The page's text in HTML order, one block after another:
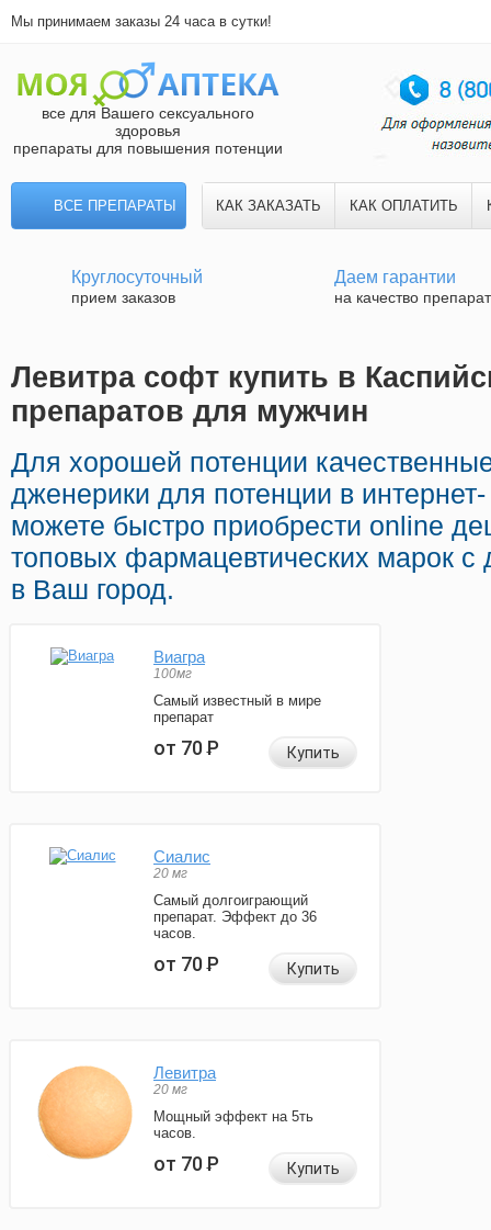
Мы принимаем заказы 24 часа в сутки!
все для Вашего сексуального
здоровья
препараты для повышения потенции
ВСЕ ПРЕПАРАТЫ КАК ЗАКАЗАТЬ КАК ОПЛАТИТЬ
Круглосуточный
прием заказов
Даем гарантии
на качество
Левитра софт купить в
препаратов для мужчин
Для хорошей потенции
дженерики для потенции в
можете быстро приобрести online
топовых фармацевтических марок с
в Ваш город.
Виагра
100мг
Самый известный в мире
препарат
от 70Р Купить
Сиалис
20 мг
Самый долгоиграющий
препарат. Эффект до 36
часов.
от 70Р Купить
Левитра
20 мг
Мощный эффект на 5ть
часов.
от 70Р Купить